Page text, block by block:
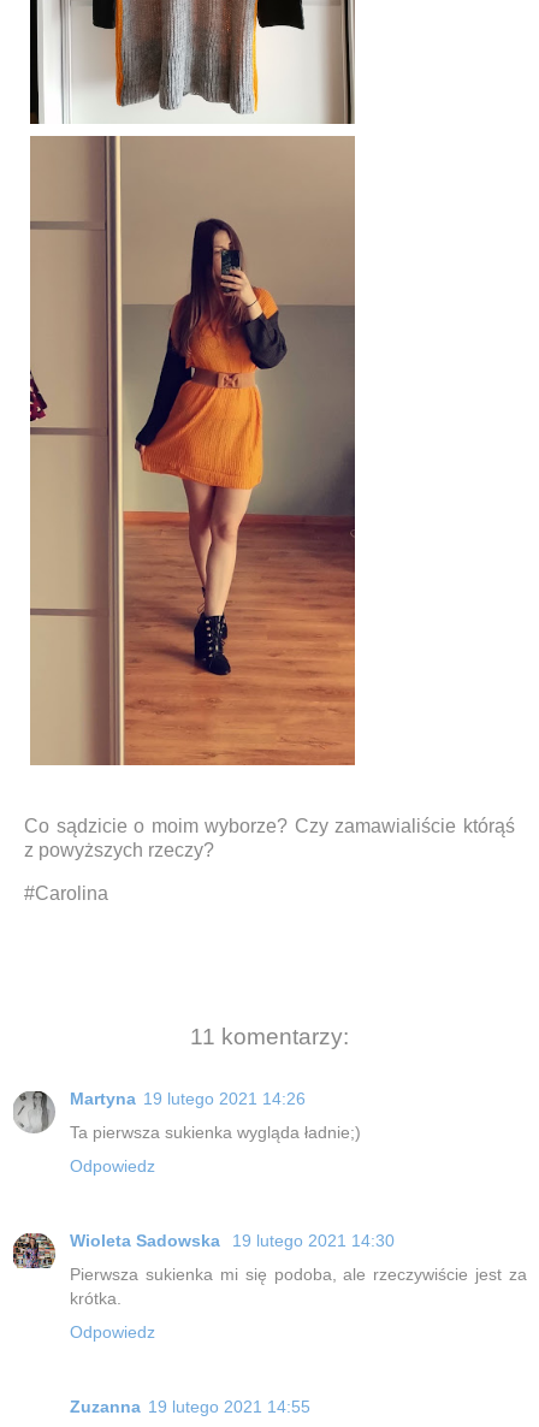
Co sądzicie o moim wyborze? Czy zamawialiście którąś
z powyższych rzeczy?
#Carolina
11 komentarzy:
Martyna 19 lutego 2021 14:26
Ta pierwsza sukienka wygląda ładnie;)
Odpowiedz
Wioleta Sadowska
19 lutego 2021 14:30
Pierwsza sukienka mi się podoba, ale rzeczywiście jest za
krótka.
Odpowiedz
Zuzanna 19 lutego 2021 14:55